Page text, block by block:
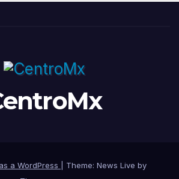
a WordPress
Theme: News Live by